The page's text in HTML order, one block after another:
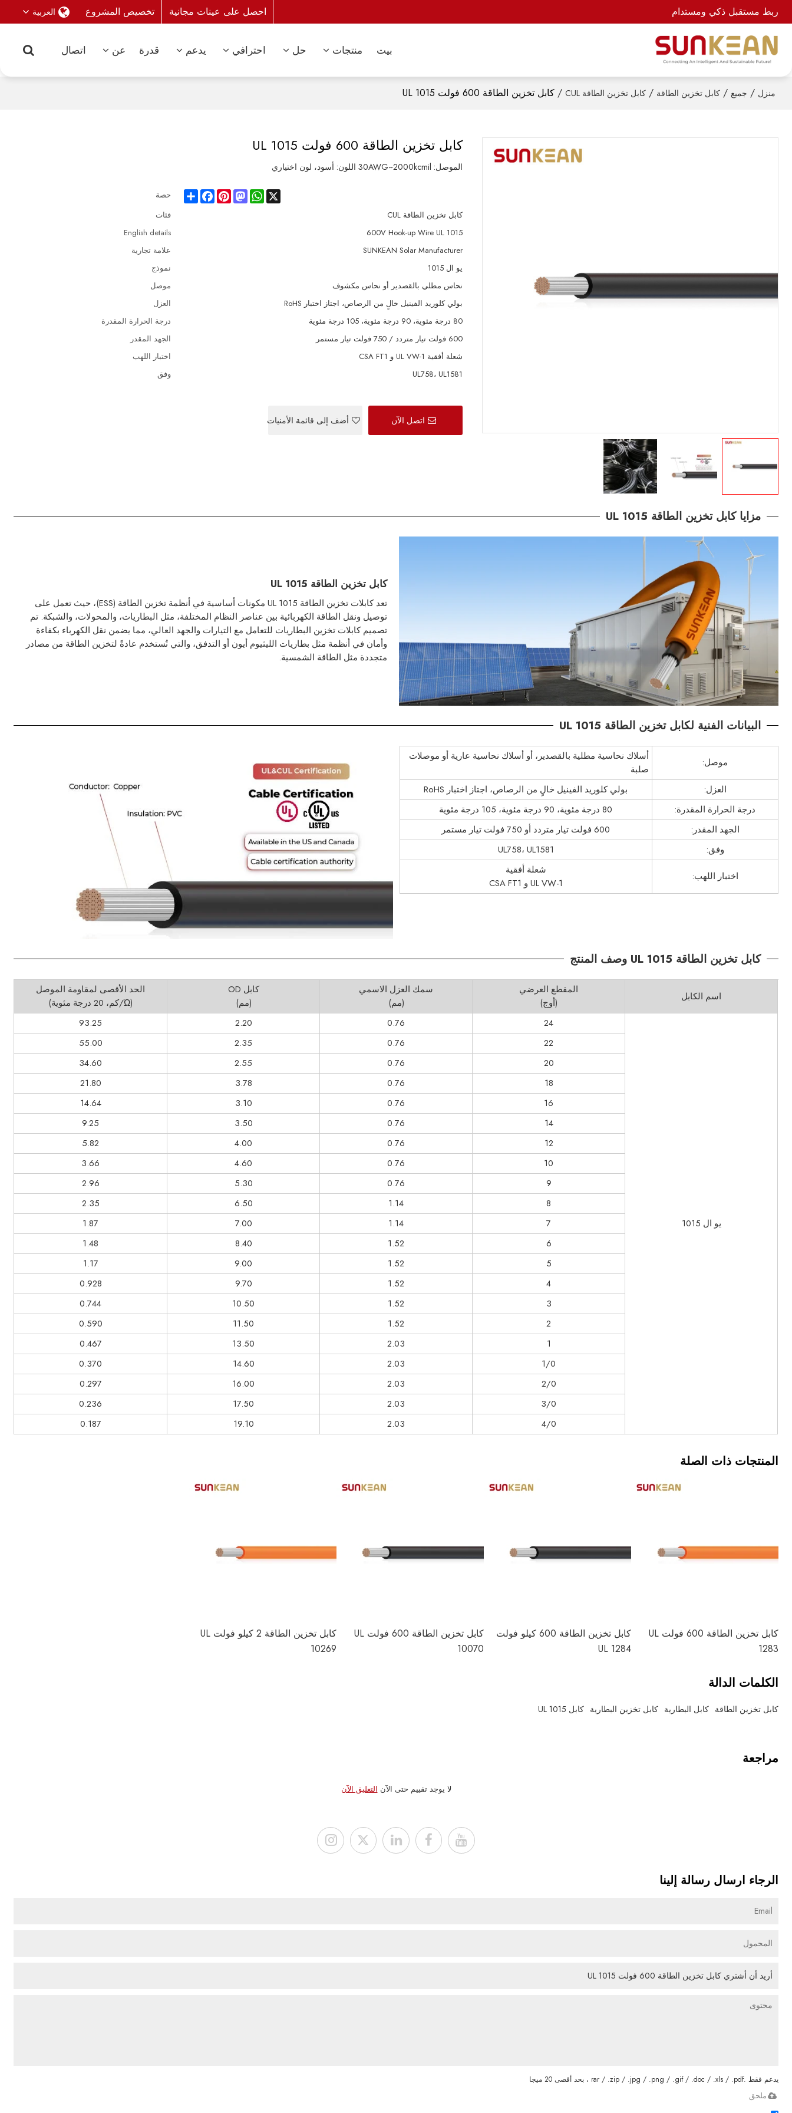
ربط مستقبل ذكي ومستدام احصل على عينات مجانية تخصيص المشروع العربية
بيت منتجات حل احترافي يدعم قدرة عن اتصال
منزل / جميع / كابل تخزين الطاقة / كابل تخزين الطاقة CUL / كابل تخزين الطاقة 600 فولت UL 1015
كابل تخزين الطاقة 600 فولت UL 1015
الموصل: 30AWG~2000kcmil اللون: أسود، لون اختياري
حصة Share
FacebookPinterestMastodon
WhatsApp
X
فئات
كابل تخزين الطاقة CUL
English details
600V Hook-up Wire UL 1015
علامة تجارية
SUNKEAN Solar Manufacturer
نموذج
يو ال 1015
موصل
نحاس مطلي بالقصدير أو نحاس مكشوف
العزل
بولي كلوريد الفينيل خالٍ من الرصاص، اجتاز اختبار RoHS
درجة الحرارة المقدرة
80 درجة مئوية، 90 درجة مئوية، 105 درجة مئوية
الجهد المقدر
600 فولت تيار متردد / 750 فولت تيار مستمر
اختبار اللهب
شعلة أفقية UL VW-1 و CSA FT1
وفق
UL758، UL1581
اتصل الآن أضف إلى قائمة الأمنيات
مزايا كابل تخزين الطاقة UL 1015
كابل تخزين الطاقة UL 1015
تعد كابلات تخزين الطاقة UL 1015 مكونات أساسية في أنظمة تخزين الطاقة (ESS)، حيث تعمل على
توصيل ونقل الطاقة الكهربائية بين عناصر النظام المختلفة، مثل البطاريات، والمحولات، والشبكة. تم
تصميم كابلات تخزين البطاريات للتعامل مع التيارات والجهد العالي، مما يضمن نقل الكهرباء بكفاءة
وأمان في أنظمة مثل بطاريات الليثيوم أيون أو التدفق، والتي تُستخدم عادةً لتخزين الطاقة من مصادر
متجددة مثل الطاقة الشمسية.
البيانات الفنية لكابل تخزين الطاقة UL 1015
موصل:
أسلاك نحاسية مطلية بالقصدير، أو أسلاك نحاسية عارية أو موصلات
صلبة
العزل:
بولي كلوريد الفينيل خالٍ من الرصاص، اجتاز اختبار RoHS
درجة الحرارة المقدرة:
80 درجة مئوية، 90 درجة مئوية، 105 درجة مئوية
الجهد المقدر:
600 فولت تيار متردد أو 750 فولت تيار مستمر
وفق:
UL758، UL1581
اختبار اللهب:
شعلة أفقية
UL VW-1 و CSA FT1
كابل تخزين الطاقة UL 1015 وصف المنتج
اسم الكابل
المقطع العرضي
(أوج)
سمك العزل الاسمي
(مم)
كابل OD
(مم)
الحد الأقصى لمقاومة الموصل
(Ώ/كم، 20 درجة مئوية)
يو ال 1015
24
0.76
2.20
93.25
22
0.76
2.35
55.00
20
0.76
2.55
34.60
18
0.76
3.78
21.80
16
0.76
3.10
14.64
14
0.76
3.50
9.25
12
0.76
4.00
5.82
10
0.76
4.60
3.66
9
0.76
5.30
2.96
8
1.14
6.50
2.35
7
1.14
7.00
1.87
6
1.52
8.40
1.48
5
1.52
9.00
1.17
4
1.52
9.70
0.928
3
1.52
10.50
0.744
2
1.52
11.50
0.590
1
2.03
13.50
0.467
1/0
2.03
14.60
0.370
2/0
2.03
16.00
0.297
3/0
2.03
17.50
0.236
4/0
2.03
19.10
0.187
المنتجات ذات الصلة
كابل تخزين الطاقة 600 فولت UL
1283
كابل تخزين الطاقة 600 كيلو فولت
UL 1284
كابل تخزين الطاقة 600 فولت UL
10070
كابل تخزين الطاقة 2 كيلو فولت UL
10269
الكلمات الدالة
كابل تخزين الطاقة كابل البطارية كابل تخزين البطارية كابل UL 1015
مراجعة
لا يوجد تقييم حتى الآن التعليق الآن
الرجاء ارسال رسالة إلينا
يدعم فقط .rar / .zip / .jpg / .png / .gif / .doc / .xls / .pdf ، بحد أقصى 20 ميجا
ملحق